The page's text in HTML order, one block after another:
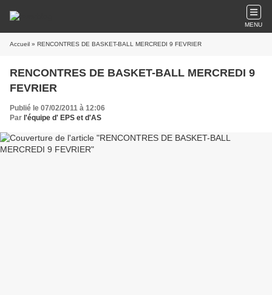
MENU
Accueil » RENCONTRES DE BASKET-BALL MERCREDI 9 FEVRIER
RENCONTRES DE BASKET-BALL MERCREDI 9
FEVRIER
Publié le 07/02/2011 à 12:06
Par l'équipe d' EPS et d'AS